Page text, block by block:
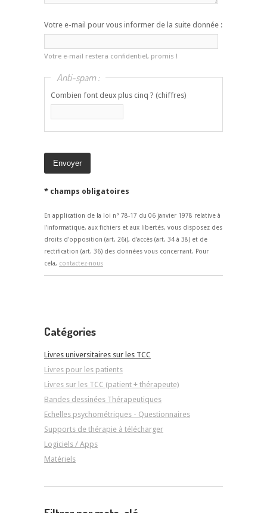
Votre e-mail pour vous informer de la suite donnée :
Votre e-mail restera confidentiel, promis !
Anti-spam :
Combien font deux plus cinq ? (chiffres)
* champs obligatoires
En application de la loi n° 78-17 du 06 janvier 1978 relative à
l'informatique, aux fichiers et aux libertés, vous disposez des
droits d'opposition (art. 26i), d'accès (art. 34 à 38) et de
rectification (art. 36) des données vous concernant. Pour
cela, contactez-nous
Catégories
Livres universitaires sur les TCC
Livres pour les patients
Livres sur les TCC (patient + thérapeute)
Bandes dessinées Thérapeutiques
Echelles psychométriques - Questionnaires
Supports de thérapie à télécharger
Logiciels / Apps
Matériels